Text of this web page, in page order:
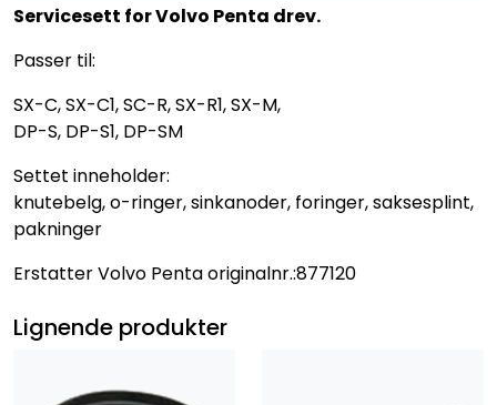
Servicesett for Volvo Penta drev.
Passer til:
SX-C, SX-C1, SC-R, SX-R1, SX-M,
DP-S, DP-S1, DP-SM
Settet inneholder:
knutebelg, o-ringer, sinkanoder, foringer, saksesplint,
pakninger
Erstatter Volvo Penta originalnr.:877120
Lignende produkter